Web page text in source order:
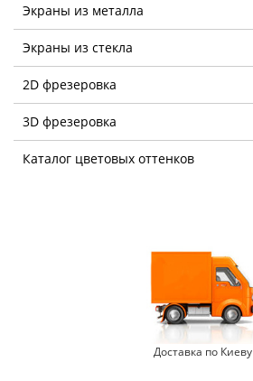
Экраны из металла
Экраны из стекла
2D фрезеровка
3D фрезеровка
Каталог цветовых оттенков
Доставка по Киеву